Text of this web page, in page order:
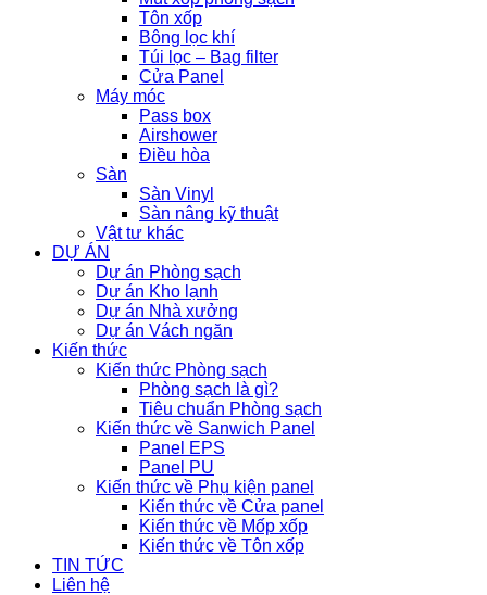
Tôn xốp
Bông lọc khí
Túi lọc – Bag filter
Cửa Panel
Máy móc
Pass box
Airshower
Điều hòa
Sàn
Sàn Vinyl
Sàn nâng kỹ thuật
Vật tư khác
DỰ ÁN
Dự án Phòng sạch
Dự án Kho lạnh
Dự án Nhà xưởng
Dự án Vách ngăn
Kiến thức
Kiến thức Phòng sạch
Phòng sạch là gì?
Tiêu chuẩn Phòng sạch
Kiến thức về Sanwich Panel
Panel EPS
Panel PU
Kiến thức về Phụ kiện panel
Kiến thức về Cửa panel
Kiến thức về Mốp xốp
Kiến thức về Tôn xốp
TIN TỨC
Liên hệ